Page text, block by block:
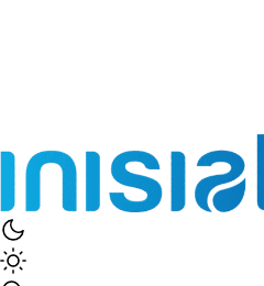
Inisiatif.co
Stay Connected Stay Informed